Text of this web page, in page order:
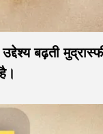
बढ़ती